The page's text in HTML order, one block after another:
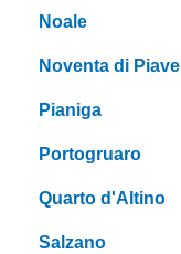
Noale
Noventa di Piave
Pianiga
Portogruaro
Quarto d'Altino
Salzano